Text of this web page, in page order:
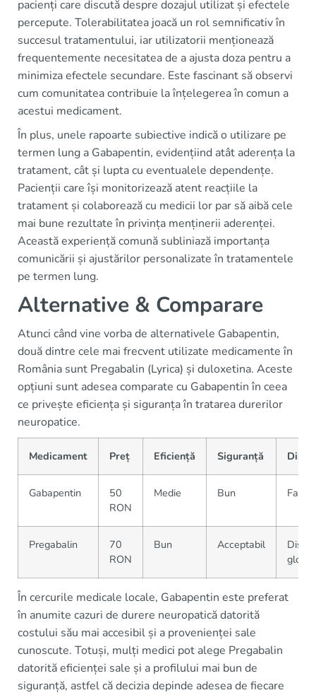
pacienți care discută despre dozajul utilizat și efectele
percepute. Tolerabilitatea joacă un rol semnificativ în
succesul tratamentului, iar utilizatorii menționează
frequentemente necesitatea de a ajusta doza pentru a
minimiza efectele secundare. Este fascinant să observi
cum comunitatea contribuie la înțelegerea în comun a
acestui medicament.
În plus, unele rapoarte subiective indică o utilizare pe
termen lung a Gabapentin, evidențiind atât aderența la
tratament, cât și lupta cu eventualele dependențe.
Pacienții care își monitorizează atent reacțiile la
tratament și colaborează cu medicii lor par să aibă cele
mai bune rezultate în privința menținerii aderenței.
Această experiență comună subliniază importanța
comunicării și ajustărilor personalizate în tratamentele
pe termen lung.
Alternative & Comparare
Atunci când vine vorba de alternativele Gabapentin,
două dintre cele mai frecvent utilizate medicamente în
România sunt Pregabalin (Lyrica) și duloxetina. Aceste
opțiuni sunt adesea comparate cu Gabapentin în ceea
ce privește eficiența și siguranța în tratarea durerilor
neuropatice.
Medicament Preț Eficiență Siguranță
Gabapentin
50
RON
Medie Bun
Pregabalin
70
RON
Bun Acceptabil
global
În cercurile medicale locale, Gabapentin este preferat
în anumite cazuri de durere neuropatică datorită
costului său mai accesibil și a provenienței sale
cunoscute. Totuși, mulți medici pot alege Pregabalin
datorită eficienței sale și a profilului mai bun de
siguranță, astfel că decizia depinde adesea de fiecare